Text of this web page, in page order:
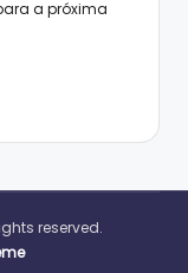
a próxima
reserved.